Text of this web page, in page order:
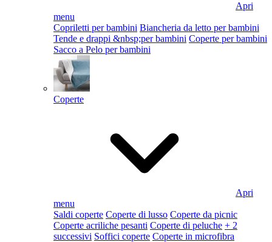
Apri
menu
Copriletti per bambini Biancheria da letto per bambini
Tende e drappi &nbsp;per bambini Coperte per bambini
Sacco a Pelo per bambini
Coperte
Apri
menu
Saldi coperte Coperte di lusso Coperte da picnic
Coperte acriliche pesanti Coperte di peluche + 2
successivi Soffici coperte Coperte in microfibra